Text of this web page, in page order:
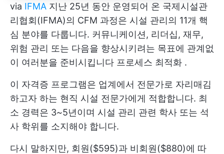
via IFMA 지난 25년 동안 운영되어 온 국제시설관
리협회(IFMA)의 CFM 과정은 시설 관리의 11개 핵
심 분야를 다룹니다. 커뮤니케이션, 리더십, 재무,
위험 관리 또는 다음을 향상시키려는 목표에 관계없
이 여러분을 준비시킵니다 프로세스 최적화 .
이 자격증 프로그램은 업계에서 전문가로 자리매김
하고자 하는 현직 시설 전문가에게 적합합니다. 최
소 경력은 3~5년이며 시설 관리 관련 학사 또는 석
사 학위를 소지해야 합니다.
다시 말하지만, 회원($595)과 비회원($880)에 따